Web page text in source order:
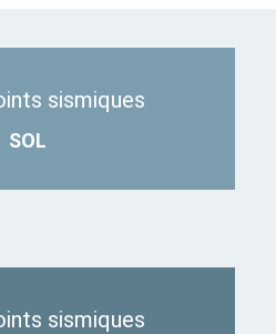
sismiques
SOL
sismiques